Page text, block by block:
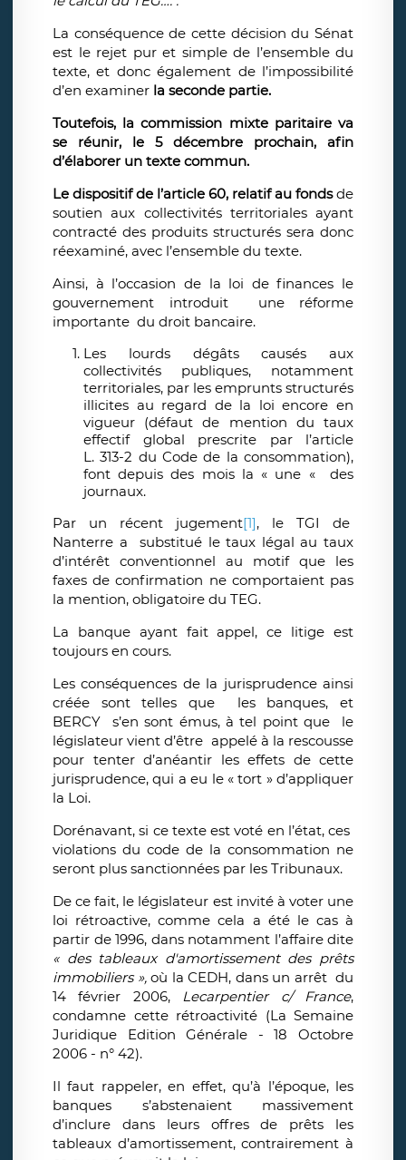
La conséquence de cette décision du Sénat
est le rejet pur et simple de l’ensemble du
texte, et donc également de l’impossibilité
d’en examiner la seconde partie.
Toutefois, la commission mixte paritaire va
se réunir, le 5 décembre prochain, afin
d’élaborer un texte commun.
Le dispositif de l’article 60, relatif au fondsde
soutien aux collectivités territoriales ayant
contracté des produits structurés sera donc
réexaminé, avec l’ensemble du texte.
Ainsi, à l’occasion de la loi de finances le
gouvernement introduit une réforme
importante du droit bancaire.
Les lourds dégâts causés aux
collectivités publiques, notamment
territoriales, par les emprunts structurés
illicites au regard de la loi encore en
vigueur (défaut de mention du taux
effectif global prescrite par l’article
L. 313-2 du Code de la consommation),
font depuis des mois la « une « des
journaux.
Par un récent jugement[1], le TGI de
Nanterre a substitué le taux légal au taux
d’intérêt conventionnel au motif que les
faxes de confirmation ne comportaient pas
la mention, obligatoire du TEG.
La banque ayant fait appel, ce litige est
toujours en cours.
Les conséquences de la jurisprudence ainsi
créée sont telles que les banques, et
BERCY s’en sont émus, à tel point que le
législateur vient d’être appelé à la rescousse
pour tenter d’anéantir les effets de cette
jurisprudence, qui a eu le « tort » d’appliquer
la Loi.
Dorénavant, si ce texte est voté en l’état, ces
violations du code de la consommation ne
seront plus sanctionnées par les Tribunaux.
De ce fait, le législateur est invité à voter une
loi rétroactive, comme cela a été le cas à
partir de 1996, dans notamment l’affaire dite
« des tableaux d'amortissement des prêts
immobiliers »,où la CEDH, dans un arrêt du
14 février 2006, Lecarpentier c/ France,
condamne cette rétroactivité (La Semaine
Juridique Edition Générale - 18 Octobre
2006 - n° 42).
Il faut rappeler, en effet, qu’à l’époque, les
banques s’abstenaient massivement
d’inclure dans leurs offres de prêts les
tableaux d’amortissement, contrairement à